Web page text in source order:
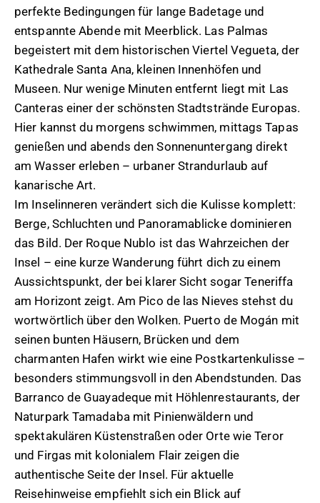
perfekte Bedingungen für lange Badetage und
entspannte Abende mit Meerblick. Las Palmas
begeistert mit dem historischen Viertel Vegueta, der
Kathedrale Santa Ana, kleinen Innenhöfen und
Museen. Nur wenige Minuten entfernt liegt mit Las
Canteras einer der schönsten Stadtstrände Europas.
Hier kannst du morgens schwimmen, mittags Tapas
genießen und abends den Sonnenuntergang direkt
am Wasser erleben – urbaner Strandurlaub auf
kanarische Art.
Im Inselinneren verändert sich die Kulisse komplett:
Berge, Schluchten und Panoramablicke dominieren
das Bild. Der Roque Nublo ist das Wahrzeichen der
Insel – eine kurze Wanderung führt dich zu einem
Aussichtspunkt, der bei klarer Sicht sogar Teneriffa
am Horizont zeigt. Am Pico de las Nieves stehst du
wortwörtlich über den Wolken. Puerto de Mogán mit
seinen bunten Häusern, Brücken und dem
charmanten Hafen wirkt wie eine Postkartenkulisse –
besonders stimmungsvoll in den Abendstunden. Das
Barranco de Guayadeque mit Höhlenrestaurants, der
Naturpark Tamadaba mit Pinienwäldern und
spektakulären Küstenstraßen oder Orte wie Teror
und Firgas mit kolonialem Flair zeigen die
authentische Seite der Insel. Für aktuelle
Reisehinweise empfiehlt sich ein Blick auf